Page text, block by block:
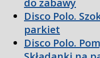
Disco Polo.
parkiet
Disco Polo.